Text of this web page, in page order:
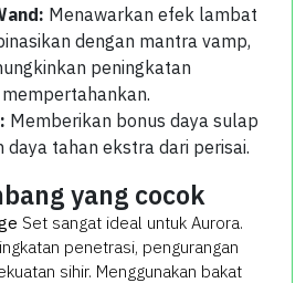
Menawarkan efek lambat
dengan mantra vamp,
peningkatan
mempertahankan.
Memberikan bonus daya sulap
daya tahan ekstra dari perisai.
yang cocok
Set sangat ideal untuk Aurora.
penetrasi, pengurangan
sihir. Menggunakan bakat